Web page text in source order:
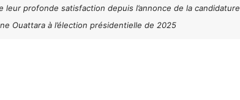
leur profonde satisfaction depuis l’annonce de la candidature
Ouattara à l’élection présidentielle de 2025